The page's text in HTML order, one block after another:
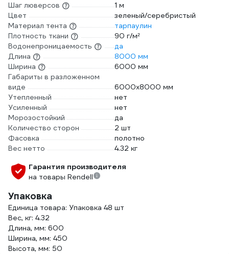
Шаг люверсов
1 м
Цвет
зеленый/серебристый
Материал тента
тарпаулин
Плотность ткани
90 г/м²
Водонепроницаемость
да
Длина
8000 мм
Ширина
6000 мм
Габариты в разложенном
виде
6000х8000 мм
Утепленный
нет
Усиленный
нет
Морозостойкий
да
Количество сторон
2 шт
Фасовка
полотно
Вес нетто
4.32 кг
Гарантия производителя
на товары Rendell
Упаковка
Единица товара: Упаковка 48 шт
Вес, кг: 4.32
Длина, мм: 600
Ширина, мм: 450
Высота, мм: 50